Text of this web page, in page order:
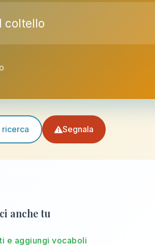
coltello
ricerca Segnala
anche tu
e aggiungi vocaboli